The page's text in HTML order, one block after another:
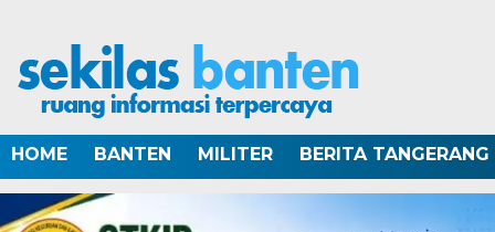
HOME BANTEN MILITER BERITA TANGERANG